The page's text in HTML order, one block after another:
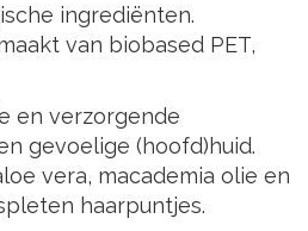
ingrediënten.
van biobased PET,
en verzorgende
gevoelige (hoofd)huid.
vera, macademia olie en
haarpuntjes.